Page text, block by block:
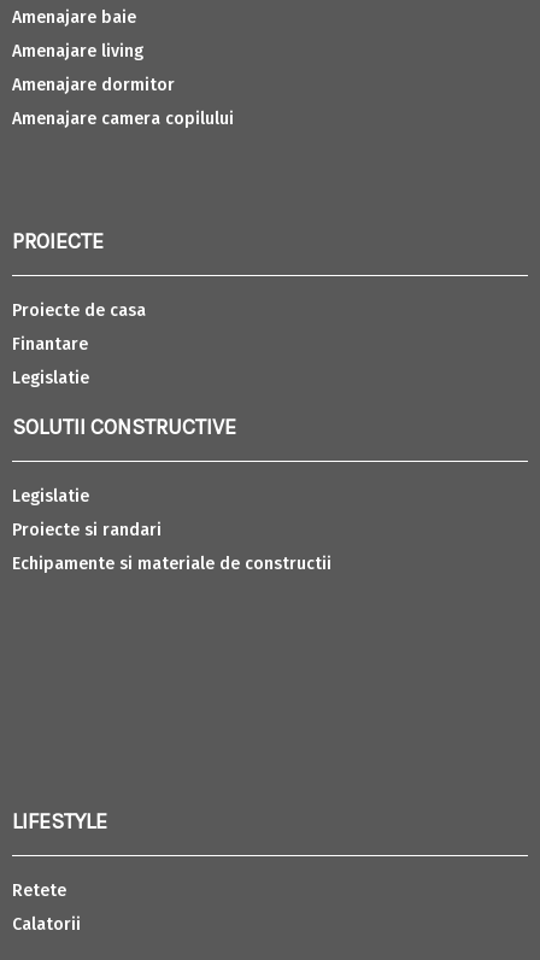
Amenajare baie
Amenajare living
Amenajare dormitor
Amenajare camera copilului
PROIECTE
Proiecte de casa
Finantare
Legislatie
SOLUTII CONSTRUCTIVE
Legislatie
Proiecte si randari
Echipamente si materiale de constructii
LIFESTYLE
Retete
Calatorii